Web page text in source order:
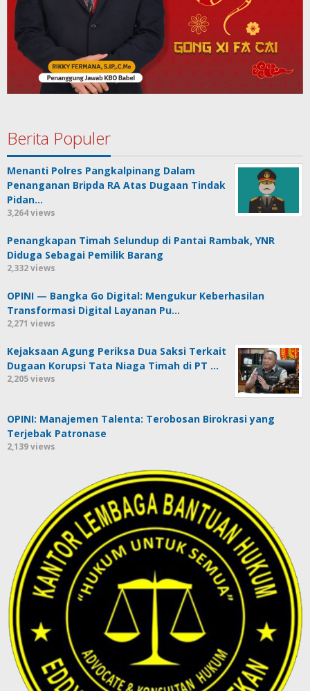
Berita Populer
Menanti Polres Pangkalpinang Dalam
Penanganan Bripda RA Atas Dugaan Tindak
Pidan…
3,264 views
Penangkapan Timah Selundup di Pantai Rambak, YNR
Diduga Sebagai Pemilik Barang
2,332 views
OPINI — Bangka Go Digital: Mengukur Keberhasilan
Transformasi Digital Layanan Pu…
2,271 views
Kejaksaan Agung Periksa Dua Saksi Terkait
Dugaan Korupsi Tata Niaga Timah di PT …
2,205 views
OPINI: Manajemen Talenta: Terobosan Birokrasi yang
Terjebak Patronase
2,139 views